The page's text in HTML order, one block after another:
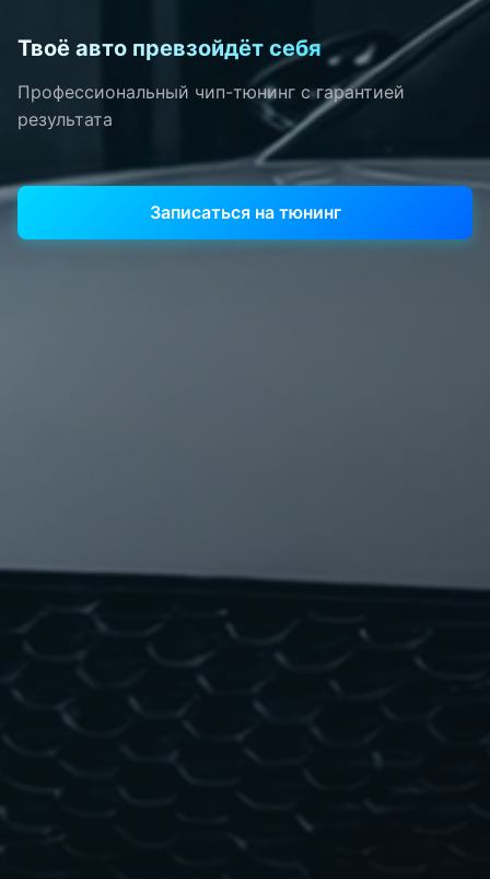
Твоё авто превзойдёт себя
Профессиональный чип-тюнинг с гарантией
результата
Записаться на тюнинг